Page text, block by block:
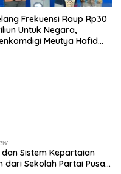
Frekuensi Raup Rp30
Untuk Negara,
Meutya Hafid
Sistem Kepartaian
dari Sekolah Partai Pusat